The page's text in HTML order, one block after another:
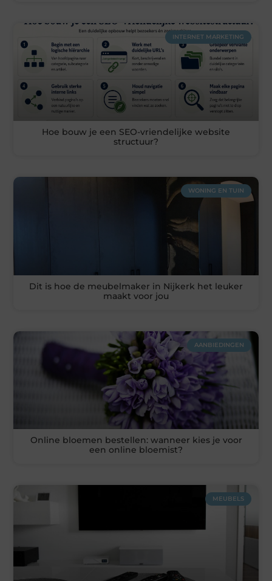
INTERNET MARKETING
Hoe bouw je een SEO-vriendelijke website
structuur?
WONING EN TUIN
Dit is hoe de meubelmaker in Nijkerk het leuker
maakt voor jou
AANBIEDINGEN
Online bloemen bestellen: wanneer kies je voor
een online bloemist?
MEUBELS